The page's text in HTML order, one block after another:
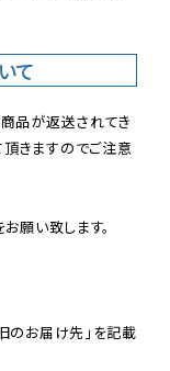
て
品が返送されてき
きますのでご注意
のお届け先」を記載